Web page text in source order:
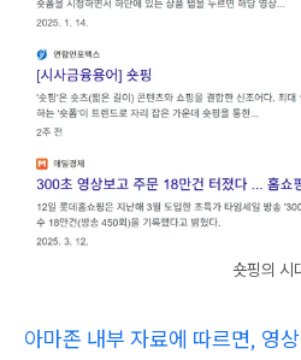
숏핑의 시
아마존 내부 자료에 따르면, 영